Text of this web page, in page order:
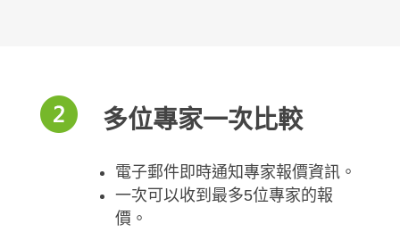
多位專家一次比較
電子郵件即時通知專家報價資訊。
一次可以收到最多5位專家的報
價。